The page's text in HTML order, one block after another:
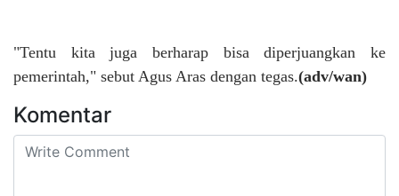
"Tentu kita juga berharap bisa diperjuangkan ke
pemerintah," sebut Agus Aras dengan tegas.(adv/wan)
Komentar